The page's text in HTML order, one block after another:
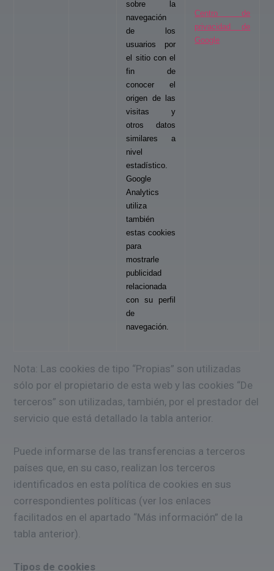
sobre la
navegación
de los
usuarios por
el sitio con el
fin de
conocer el
origen de las
visitas y
otros datos
similares a
nivel
estadístico.
Google
Analytics
utiliza
también
estas cookies
para
mostrarle
publicidad
relacionada
con su perfil
de
navegación.
Centro de
privacidad de
Google
Nota: Las cookies de tipo “Propias” son utilizadas
sólo por el propietario de esta web y las cookies “De
terceros” son utilizadas, también, por el prestador del
servicio que está detallado la tabla anterior.
Puede informarse de las transferencias a terceros
países que, en su caso, realizan los terceros
identificados en esta política de cookies en sus
correspondientes políticas (ver los enlaces
facilitados en el apartado “Más información” de la
tabla anterior).
Tipos de cookies